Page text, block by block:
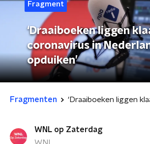
Fragment
‘Draaiboeken liggen
coronavirus in
opduiken’
Fragmenten
WNL op Zaterdag